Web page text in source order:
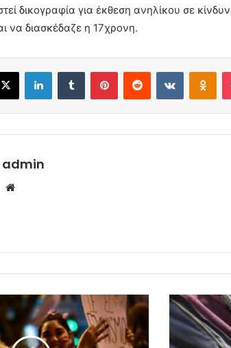
δικογραφία για έκθεση ανηλίκου σε
να διασκέδαζε η 17χρονη.
X LinkedInTumblr PinterestReddit VKontakte
admin